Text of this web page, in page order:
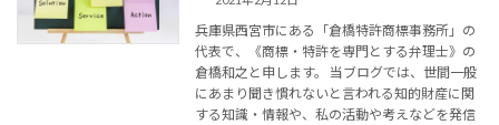
兵庫県西宮市にある「倉橋特許商標事務所」の
代表で、《商標・特許を専門とする弁理士》の
倉橋和之と申します。 当ブログでは、世間一般
にあまり聞き慣れないと言われる知的財産に関
する知識・情報や、私の活動や考えなどを発信